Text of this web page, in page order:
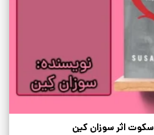
اثر سوزان کین